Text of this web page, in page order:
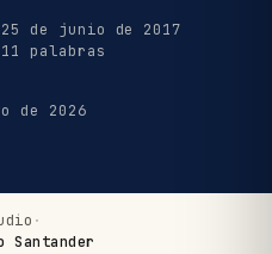
25 de junio de 2017
palabras
de 2026
·
Santander